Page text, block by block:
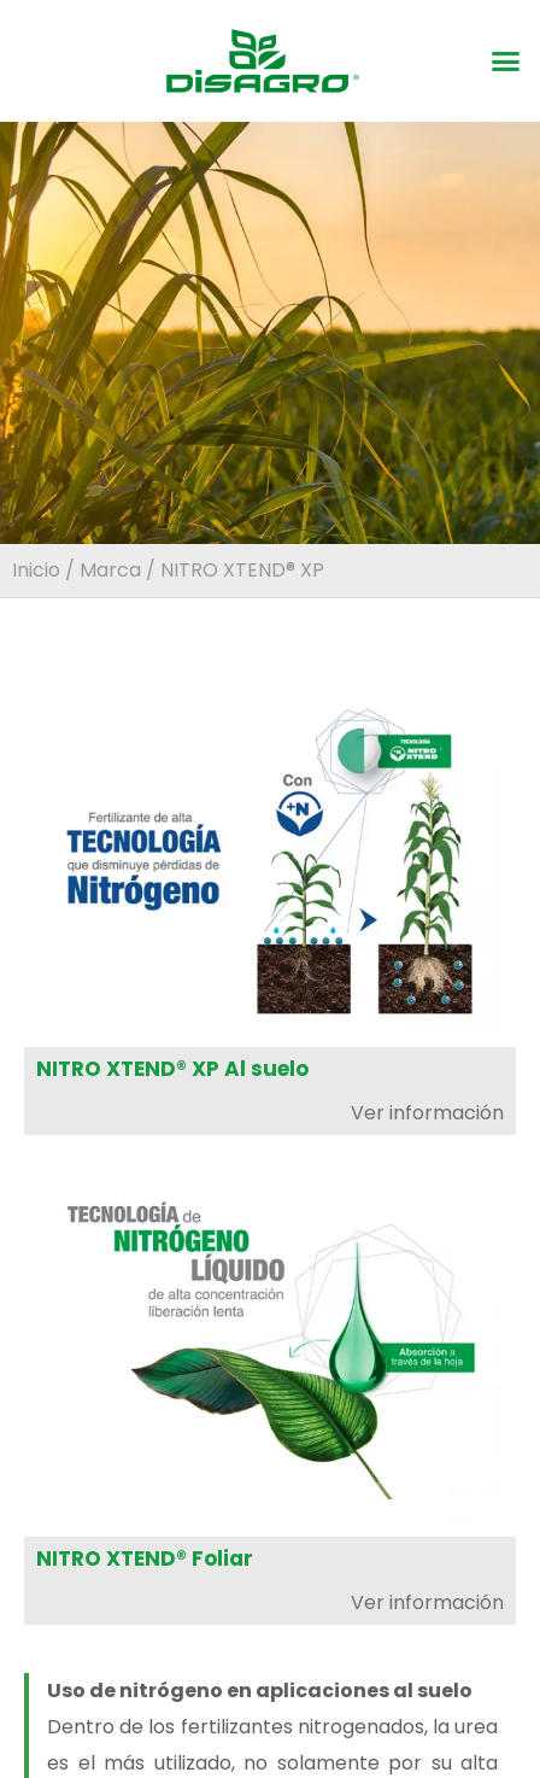
Inicio / Marca / NITRO XTEND® XP
NITRO XTEND® XP Al suelo
Ver información
NITRO XTEND® Foliar
Ver información
Uso de nitrógeno en aplicaciones al suelo
Dentro de los fertilizantes nitrogenados, la urea
es el más utilizado, no solamente por su alta